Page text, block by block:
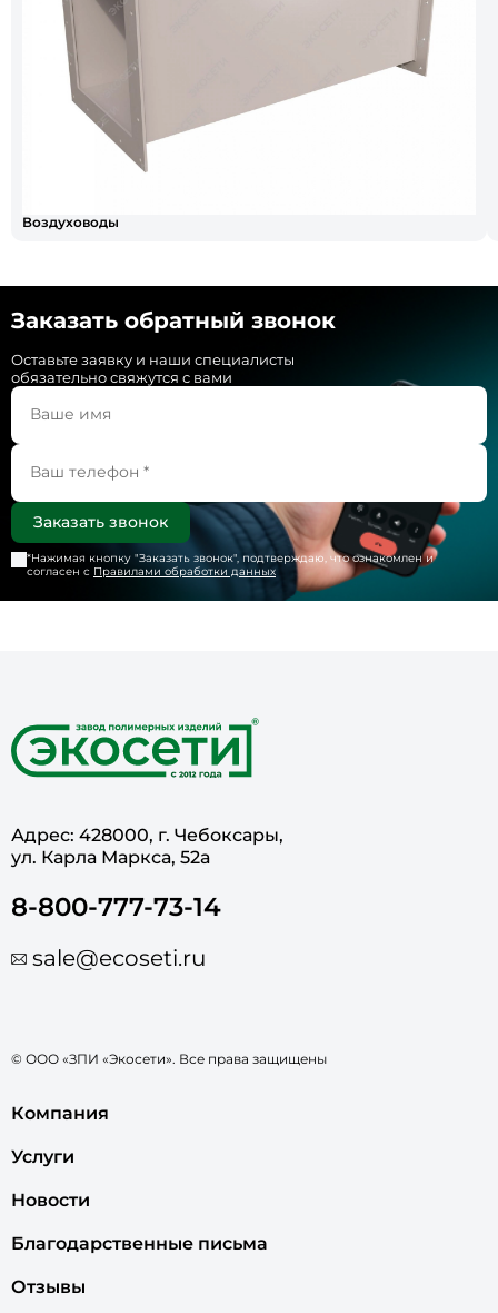
Воздуховоды
Заказать обратный звонок
Оставьте заявку и наши специалисты
обязательно свяжутся с вами
*Нажимая кнопку "Заказать звонок", подтверждаю, что ознакомлен и
согласен с Правилами обработки данных
Адрес: 428000, г. Чебоксары,
ул. Карла Маркса, 52а
8-800-777-73-14
sale@ecoseti.ru
© ООО «ЗПИ «Экосети». Все права защищены
Компания
Услуги
Новости
Благодарственные письма
Отзывы